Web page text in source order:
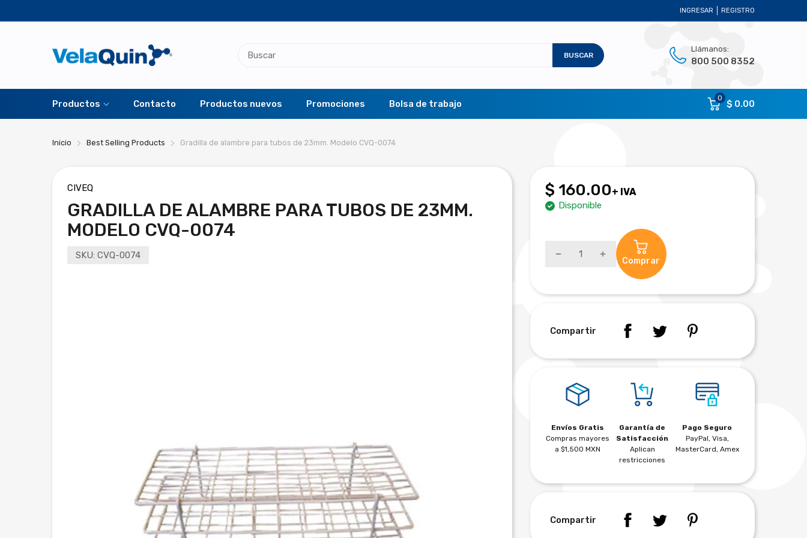
INGRESAR REGISTRO
BUSCAR
Llámanos:
800 500 8352
Productos Contacto Productos nuevos Promociones Bolsa de trabajo
0
$ 0.00
Inicio Best Selling Products Gradilla de alambre para tubos de 23mm. Modelo CVQ-0074
CIVEQ
GRADILLA DE ALAMBRE PARA TUBOS DE 23MM.
MODELO CVQ-0074
SKU: CVQ-0074
$ 160.00+ IVA
Disponible
Comprar
Compartir
Envíos Gratis
Compras mayores
a $1,500 MXN
Garantía de
Satisfacción
Aplican
restricciones
Pago Seguro
PayPal, Visa,
MasterCard, Amex
Compartir